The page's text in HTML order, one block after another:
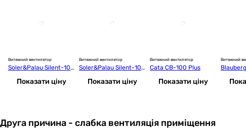
Витяжний вентилятор
Soler&Palau Silent-100
3100)Показати ціну
Витяжний вентилятор
Soler&Palau Silent-100
Показати ціну
Витяжний вентилятор
Cata CB-100 Plus
Показати ціну
Витяжний
Друга причина - слабка вентиляція приміщення